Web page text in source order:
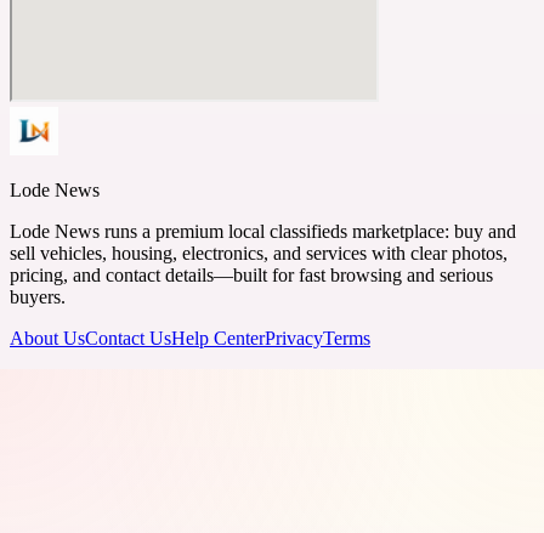
Lode News
Lode News runs a premium local classifieds marketplace: buy and
sell vehicles, housing, electronics, and services with clear photos,
pricing, and contact details—built for fast browsing and serious
buyers.
About UsContact UsHelp CenterPrivacyTerms